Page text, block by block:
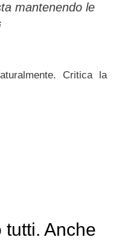
mantenendo le
Critica la
Anche